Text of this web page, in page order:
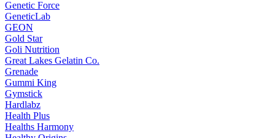
Genetic Force
GeneticLab
GEON
Gold Star
Goli Nutrition
Great Lakes Gelatin Co.
Grenade
Gummi King
Gymstick
Hardlabz
Health Plus
Healths Harmony